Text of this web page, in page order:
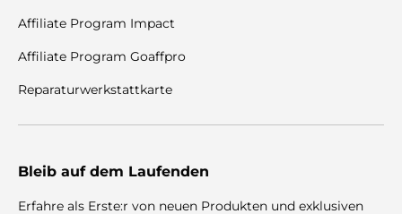
Affiliate Program Impact
Affiliate Program Goaffpro
Reparaturwerkstattkarte
Bleib auf dem Laufenden
Erfahre als Erste:r von neuen Produkten und exklusiven